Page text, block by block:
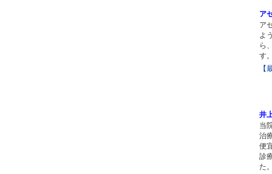
ア
ア
よ
ら
す。
井
当
治
便
診
た。